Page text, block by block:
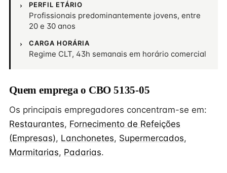
PERFIL ETÁRIO
Profissionais predominantemente jovens, entre
20 e 30 anos
CARGA HORÁRIA
Regime CLT, 43h semanais em horário comercial
Quem emprega o CBO 5135-05
Os principais empregadores concentram-se em:
Restaurantes, Fornecimento de Refeições
(Empresas), Lanchonetes, Supermercados,
Marmitarias, Padarias.